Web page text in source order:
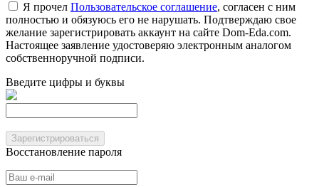
Я прочел Пользовательское соглашение, согласен с ним
полностью и обязуюсь его не нарушать. Подтверждаю свое
желание зарегистрировать аккаунт на сайте Dom-Eda.com.
Настоящее заявление удостоверяю электронным аналогом
собственноручной подписи.
Введите цифры и буквы
Зарегистрироваться
Восстановление пароля